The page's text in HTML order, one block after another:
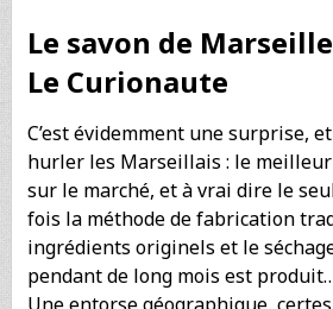
Le savon de
Le Curionaute
C’est évidemment une surprise,
hurler les Marseillais : le
sur le marché, et à vrai dire le
fois la méthode de fabrication
ingrédients originels et le
pendant de long mois est